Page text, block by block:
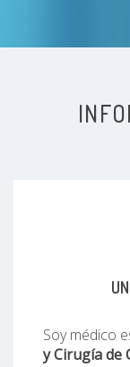
Soy médico
y Cirugía de